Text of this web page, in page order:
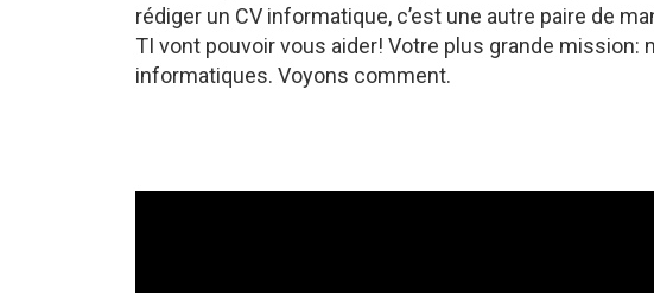
rédiger un CV informatique, c’est une autre paire de
TI vont pouvoir vous aider! Votre plus grande
informatiques. Voyons comment.